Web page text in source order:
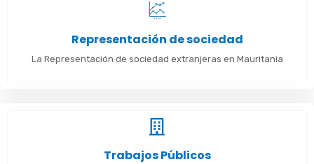
Representación de sociedad
La Representación de sociedad extranjeras en Mauritania
Trabajos Públicos